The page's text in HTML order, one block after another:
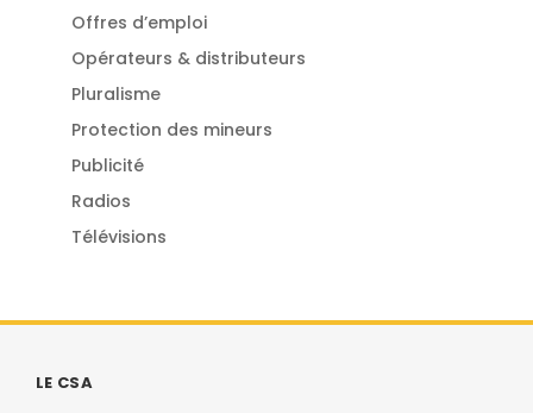
Offres d’emploi
Opérateurs & distributeurs
Pluralisme
Protection des mineurs
Publicité
Radios
Télévisions
LE CSA